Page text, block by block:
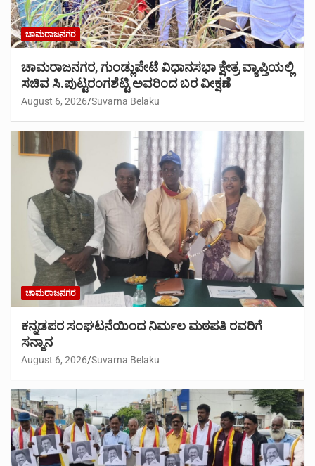
ಚಾಮರಾಜನಗರ
ಚಾಮರಾಜನಗರ, ಗುಂಡ್ಲುಪೇಟೆ ವಿಧಾನಸಭಾ ಕ್ಷೇತ್ರ ವ್ಯಾಪ್ತಿಯಲ್ಲಿ
ಸಚಿವ ಸಿ.ಪುಟ್ಟರಂಗಶೆಟ್ಟಿ ಅವರಿಂದ ಬರ ವೀಕ್ಷಣೆ
August 6, 2026 Suvarna Belaku
ಚಾಮರಾಜನಗರ
ಕನ್ನಡಪರ ಸಂಘಟನೆಯಿಂದ ನಿರ್ಮಲ ಮಠಪತಿ ರವರಿಗೆ
ಸನ್ಮಾನ
August 6, 2026 Suvarna Belaku